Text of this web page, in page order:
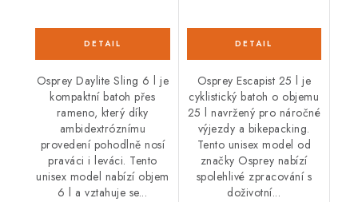
Osprey Daylite Sling 6 l je
kompaktní batoh přes
rameno, který díky
ambidextróznímu
provedení pohodlně nosí
praváci i leváci. Tento
unisex model nabízí objem
6 l a vztahuje se...
Osprey Escapist 25 l je
cyklistický batoh o objemu
25 l navržený pro náročné
výjezdy a bikepacking.
Tento unisex model od
značky Osprey nabízí
spolehlivé zpracování s
doživotní...